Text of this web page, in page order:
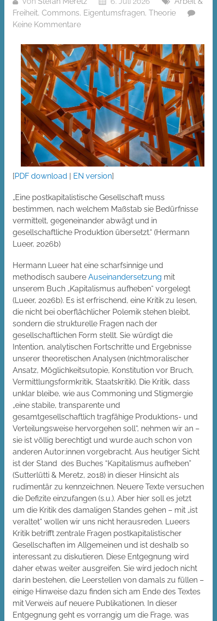
Freiheit,Commons, Eigentumsfragen,Theorie
Keine Kommentare
[PDF download | EN version]
„Eine postkapitalistische Gesellschaft muss
bestimmen, nach welchem Maßstab sie Bedürfnisse
vermittelt, gegeneinander abwägt und in
gesellschaftliche Produktion übersetzt.“ (Hermann
Lueer, 2026b)
Hermann Lueer hat eine scharfsinnige und
methodisch saubereAuseinandersetzung mit
unserem Buch „Kapitalismus aufheben“ vorgelegt
(Lueer, 2026b). Es ist erfrischend, eine Kritik zu lesen,
die nicht bei oberflächlicher Polemik stehen bleibt,
sondern die strukturelle Fragen nach der
gesellschaftlichen Form stellt. Sie würdigt die
Intention, analytischen Fortschritte und Ergebnisse
unserer theoretischen Analysen (nichtmoralischer
Ansatz, Möglichkeitsutopie, Konstitution vor Bruch,
Vermittlungsformkritik, Staatskritik). Die Kritik, dass
unklar bleibe, wie aus Commoning und Stigmergie
„eine stabile, transparente und
gesamtgesellschaftlich tragfähige Produktions- und
Verteilungsweise hervorgehen soll“, nehmen wir an –
sie ist völlig berechtigt und wurde auch schon von
anderen Autor:innen vorgebracht. Aus heutiger Sicht
ist der Stand des Buches “Kapitalismus aufheben”
(Sutterlütti & Meretz, 2018) in dieser Hinsicht als
rudimentär zu kennzeichnen. Neuere Texte versuchen
die Defizite einzufangen (s.u.). Aber hier soll es jetzt
um die Kritik des damaligen Standes gehen – mit „ist
veraltet“ wollen wir uns nicht herausreden. Lueers
Kritik betrifft zentrale Fragen postkapitalistischer
Gesellschaften im Allgemeinen und ist deshalb so
interessant zu diskutieren. Diese Entgegnung wird
daher etwas weiter ausgreifen. Sie wird jedoch nicht
darin bestehen, die Leerstellen von damals zu füllen –
einige Hinweise dazu finden sich am Ende des Textes
mit Verweis auf neuere Publikationen. In dieser
Entgegnung geht es vorrangig um die Frage, was